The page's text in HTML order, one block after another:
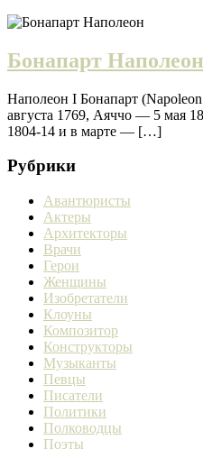
Бонапарт Наполеон
Наполеон I Бонапарт
августа 1769, Аяччо — 5 мая
1804-14 и в марте — […]
Рубрики
Авантюристы
Актеры
Архитекторы
Врачи
Герои
Женщины
Изобретатели
Клоуны
Композитор
Конструкторы
Музыканты
Певцы
Писатели
Политики
Полководцы
Поэты